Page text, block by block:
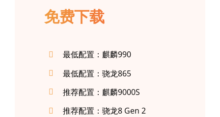
免费下载
最低配置：麒麟990
最低配置：骁龙865
推荐配置：麒麟9000S
推荐配置：骁龙8 Gen 2